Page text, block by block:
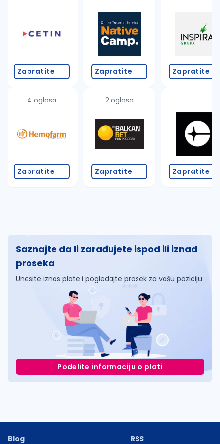
Zapratite
4 oglasa
Zapratite
Zapratite
2 oglasa
Zapratite
Zapratite
Zapratite
Saznajte da li zarađujete ispod ili iznad
proseka
Unesite iznos plate i pogledajte prosek za vašu poziciju
Podelite informaciju o plati
Blog
RSS